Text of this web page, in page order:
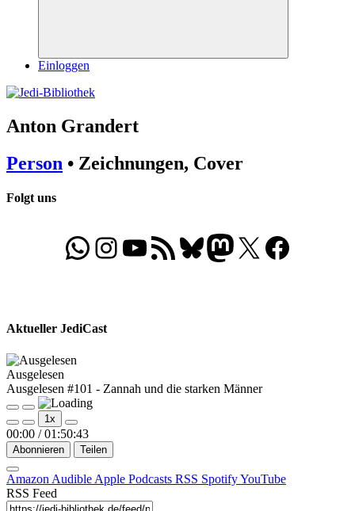
Suchen
Einloggen
Anton Grandert
Person • Zeichnungen, Cover
Folgt uns
WhatsApp
Folgt uns auf Instagram
Besucht unseren YouTube-Kanal
RSS-FeedBluesky
Folgt uns auf Mastodon
X Folgt uns auf
Aktueller JediCast
Ausgelesen
Ausgelesen #101 - Zannah und die starken Männer
Play
Episode
Pause
Episode
1x
00:00 / 01:50:43
Abonnieren Teilen
Amazon Audible Apple Podcasts RSS SpotifyYouTube
RSS Feed